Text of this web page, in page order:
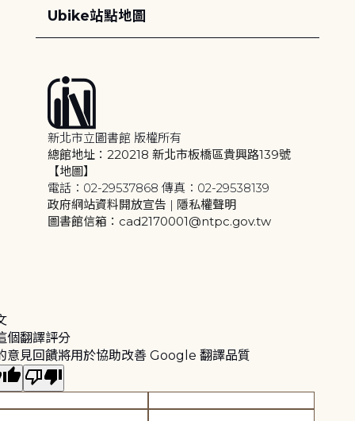
Ubike站點地圖
新北市立圖書館 版權所有
總館地址：220218 新北市板橋區貴興路139號
【地圖】
電話：02-29537868 傳真：02-29538139
政府網站資料開放宣告 | 隱私權聲明
圖書館信箱：cad2170001@ntpc.gov.tw
個翻譯評分
意見回饋將用於協助改善 Google 翻譯品質